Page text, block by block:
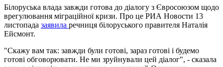
Білоруська влада завжди готова до діалогу з Євросоюзом щодо
врегулювання міграційної кризи. Про це РИА Новости 13
листопада заявила речниця білоруського правителя Наталія
Ейсмонт.
"Скажу вам так: завжди були готові, зараз готові і будемо
готові обговорювати. Не ми зруйнували цей діалог", - сказала